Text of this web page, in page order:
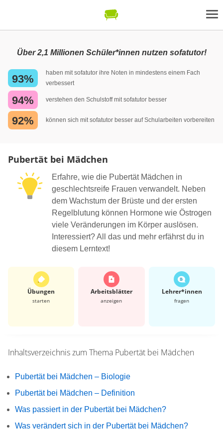
Über 2,1 Millionen Schüler*innen nutzen sofatutor!
93%
haben mit sofatutor ihre Noten in mindestens einem Fach
verbessert
94% verstehen den Schulstoff mit sofatutor besser
92% können sich mit sofatutor besser auf Schularbeiten vorbereiten
Pubertät bei Mädchen
Erfahre, wie die Pubertät Mädchen in
geschlechtsreife Frauen verwandelt. Neben
dem Wachstum der Brüste und der ersten
Regelblutung können Hormone wie Östrogen
viele Veränderungen im Körper auslösen.
Interessiert? All das und mehr erfährst du in
diesem Lerntext!
Übungen
starten
Arbeits­blätter
anzeigen
Lehrer*​innen
fragen
Inhaltsverzeichnis zum Thema Pubertät bei Mädchen
Pubertät bei Mädchen – Biologie
Pubertät bei Mädchen – Definition
Was passiert in der Pubertät bei Mädchen?
Was verändert sich in der Pubertät bei Mädchen?